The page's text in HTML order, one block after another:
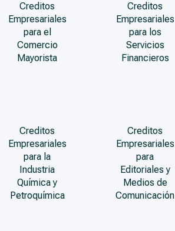
Creditos
Empresariales
para el
Comercio
Mayorista
Creditos
Empresariales
para los
Servicios
Financieros
Creditos
Empresariales
para la
Industria
Química y
Petroquímica
Creditos
Empresariales
para
Editoriales y
Medios de
Comunicación